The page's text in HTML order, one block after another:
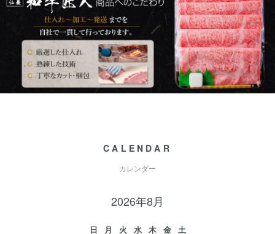
CALENDAR
カレンダー
2026年8月
日 月 火 水 木 金
土